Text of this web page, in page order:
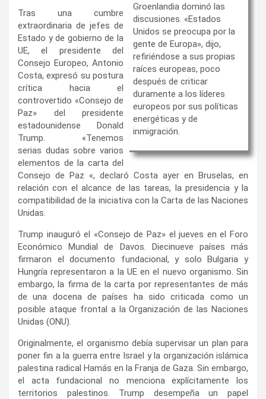
Groenlandia dominó las
discusiones. «Estados
Unidos se preocupa por la
gente de Europa», dijo,
refiriéndose a sus propias
raíces europeas, poco
después de criticar
duramente a los líderes
europeos por sus políticas
energéticas y de
inmigración.
Tras una cumbre
extraordinaria de jefes de
Estado y de gobierno de la
UE, el presidente del
Consejo Europeo, Antonio
Costa, expresó su postura
crítica hacia el
controvertido «Consejo de
Paz» del presidente
estadounidense Donald
Trump. «Tenemos
serias dudas sobre varios
elementos de la carta del
Consejo de Paz «, declaró Costa ayer en Bruselas, en
relación con el alcance de las tareas, la presidencia y la
compatibilidad de la iniciativa con la Carta de las Naciones
Unidas.
Trump inauguró el «Consejo de Paz» el jueves en el Foro
Económico Mundial de Davos. Diecinueve países más
firmaron el documento fundacional, y solo Bulgaria y
Hungría representaron a la UE en el nuevo organismo. Sin
embargo, la firma de la carta por representantes de más
de una docena de países ha sido criticada como un
posible ataque frontal a la Organización de las Naciones
Unidas (ONU).
Originalmente, el organismo debía supervisar un plan para
poner fin a la guerra entre Israel y la organización islámica
palestina radical Hamás en la Franja de Gaza. Sin embargo,
el acta fundacional no menciona explícitamente los
territorios palestinos. Trump desempeña un papel